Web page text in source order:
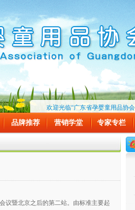
欢迎光临“广东省孕婴童用品协
品牌推荐 营销学堂 专家专栏
议暨北京之后的第二站。由标准主要起